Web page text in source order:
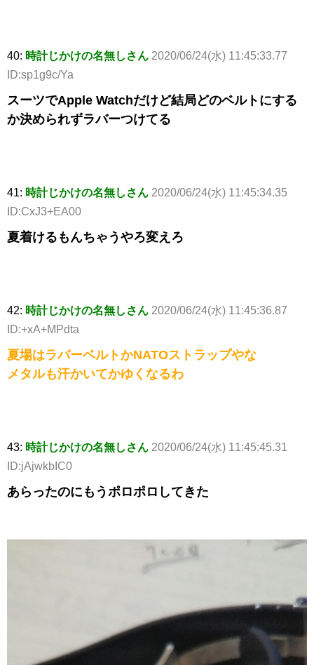
40: 時計じかけの名無しさん 2020/06/24(水) 11:45:33.77
ID:sp1g9c/Ya
スーツでApple Watchだけど結局どのベルトにする
か決められずラバーつけてる
41: 時計じかけの名無しさん 2020/06/24(水) 11:45:34.35
ID:CxJ3+EA00
夏着けるもんちゃうやろ変えろ
42: 時計じかけの名無しさん 2020/06/24(水) 11:45:36.87
ID:+xA+MPdta
夏場はラバーベルトかNATOストラップやな
メタルも汗かいてかゆくなるわ
43: 時計じかけの名無しさん 2020/06/24(水) 11:45:45.31
ID:jAjwkbIC0
あらったのにもうポロポロしてきた